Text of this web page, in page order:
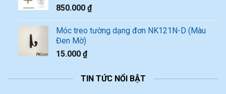
850.000 ₫
Móc treo tường dạng đơn NK121N-D (Màu
Đen Mờ)
15.000 ₫
TIN TỨC NỔI BẬT